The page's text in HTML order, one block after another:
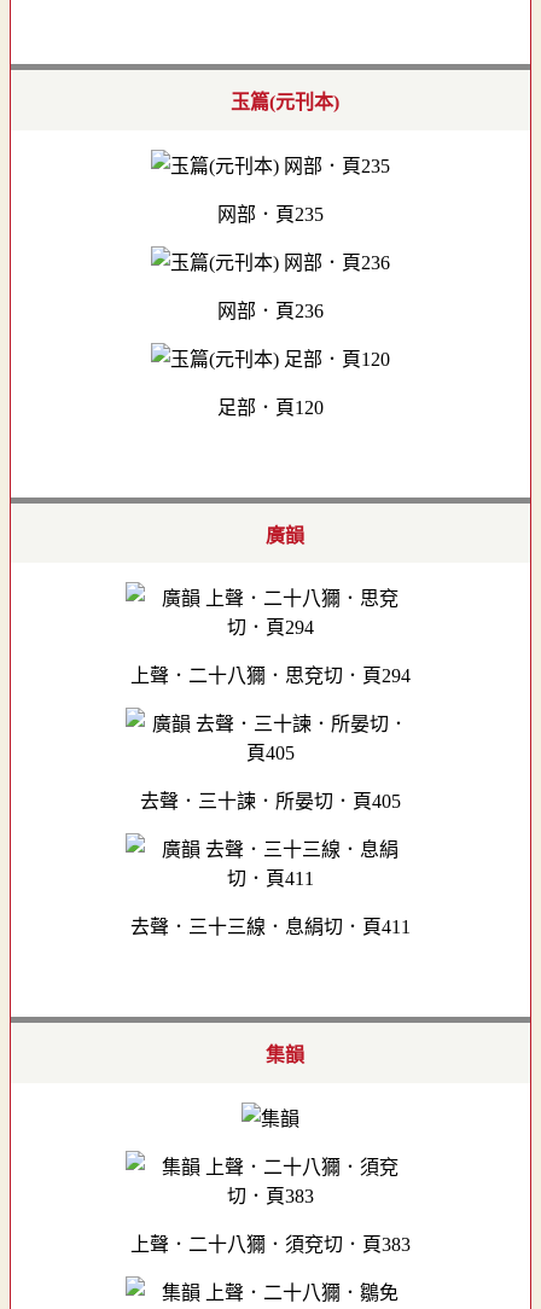
玉篇(元刊本)
网部．頁235
网部．頁236
足部．頁120
廣韻
上聲．二十八獮．思兗切．頁294
去聲．三十諫．所晏切．頁405
去聲．三十三線．息絹切．頁411
集韻
上聲．二十八獮．須兗切．頁383